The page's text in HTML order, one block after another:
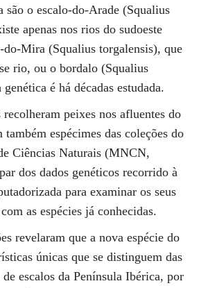
são o escalo-do-Arade (Squalius
apenas nos rios do sudoeste
Mira (Squalius torgalensis), que
rio, ou o bordalo (Squalius
é há décadas estudada.
peixes nos afluentes do
também espécimes das coleções do
Ciências Naturais (MNCN,
dos dados genéticos recorrido à
para examinar os seus
as espécies já conhecidas.
revelaram que a nova espécie do
únicas que se distinguem das
de escalos da Península Ibérica, por